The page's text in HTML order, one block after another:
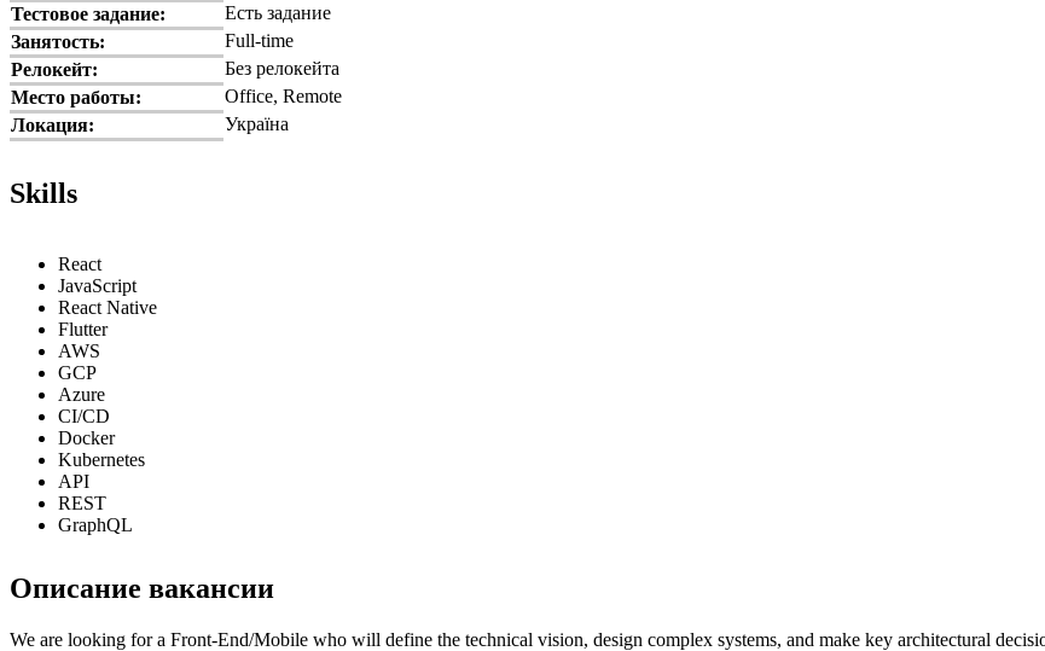
Тестовое задание:
Есть задание
Занятость:
Full-time
Релокейт:
Без релокейта
Место работы:
Office, Remote
Локация:
Україна
Skills
React
JavaScript
React Native
Flutter
AWS
GCP
Azure
CI/CD
Docker
Kubernetes
API
REST
GraphQL
Описание вакансии
We are looking for a Front-End/Mobile who will define the technical vision, design complex systems, and make key architectural